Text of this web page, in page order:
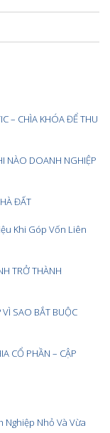
– CHÌA KHÓA ĐỂ THU
NÀO DOANH NGHIỆP
ĐẤT
Khi Góp Vốn Liên
TRỞ THÀNH
SAO BẮT BUỘC
CỔ PHẦN – CẬP
Nhỏ Và Vừa